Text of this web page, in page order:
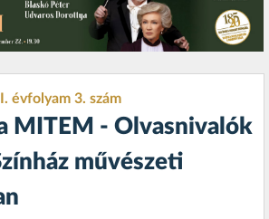
évfolyam 3. szám
MITEM - Olvasnivalók
művészeti